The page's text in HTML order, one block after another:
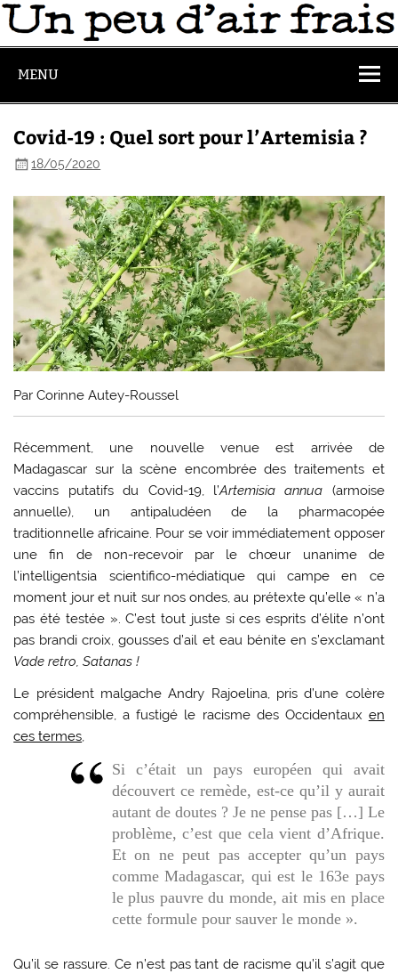
MENU
Covid-19 : Quel sort pour l’Artemisia ?
18/05/2020
Par Corinne Autey-Roussel
Récemment, une nouvelle venue est arrivée de
Madagascar sur la scène encombrée des traitements et
vaccins putatifs du Covid-19, l’Artemisia annua (armoise
annuelle), un antipaludéen de la pharmacopée
traditionnelle africaine. Pour se voir immédiatement opposer
une fin de non-recevoir par le chœur unanime de
l’intelligentsia scientifico-médiatique qui campe en ce
moment jour et nuit sur nos ondes, au prétexte qu’elle « n’a
pas été testée ». C’est tout juste si ces esprits d’élite n’ont
pas brandi croix, gousses d’ail et eau bénite en s’exclamant
Vade retro, Satanas !
Le président malgache Andry Rajoelina, pris d’une colère
compréhensible, a fustigé le racisme des Occidentaux en
ces termes,
Si c’était un pays européen qui avait
découvert ce remède, est-ce qu’il y aurait
autant de doutes ? Je ne pense pas […] Le
problème, c’est que cela vient d’Afrique.
Et on ne peut pas accepter qu’un pays
comme Madagascar, qui est le 163e pays
le plus pauvre du monde, ait mis en place
cette formule pour sauver le monde ».
Qu’il se rassure. Ce n’est pas tant de racisme qu’il s’agit que